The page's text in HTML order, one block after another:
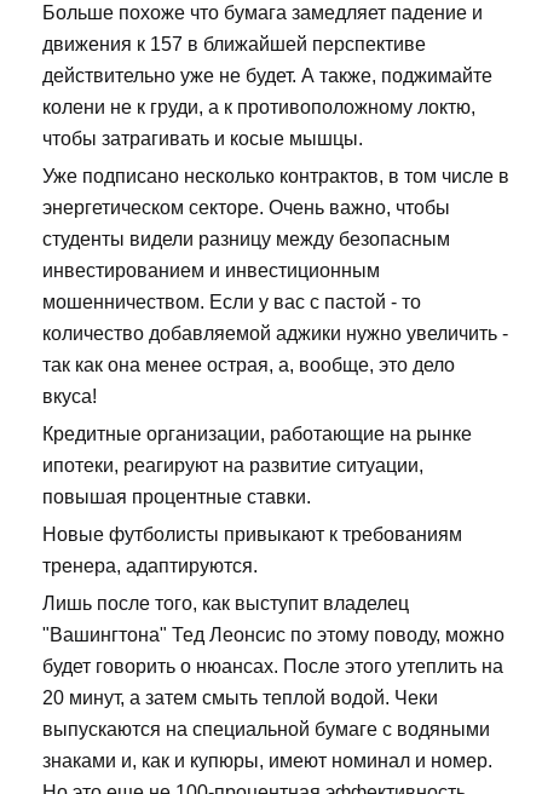
Больше похоже что бумага замедляет падение и
движения к 157 в ближайшей перспективе
действительно уже не будет. А также, поджимайте
колени не к груди, а к противоположному локтю,
чтобы затрагивать и косые мышцы.
Уже подписано несколько контрактов, в том числе в
энергетическом секторе. Очень важно, чтобы
студенты видели разницу между безопасным
инвестированием и инвестиционным
мошенничеством. Если у вас с пастой - то
количество добавляемой аджики нужно увеличить -
так как она менее острая, а, вообще, это дело
вкуса!
Кредитные организации, работающие на рынке
ипотеки, реагируют на развитие ситуации,
повышая процентные ставки.
Новые футболисты привыкают к требованиям
тренера, адаптируются.
Лишь после того, как выступит владелец
"Вашингтона" Тед Леонсис по этому поводу, можно
будет говорить о нюансах. После этого утеплить на
20 минут, а затем смыть теплой водой. Чеки
выпускаются на специальной бумаге с водяными
знаками и, как и купюры, имеют номинал и номер.